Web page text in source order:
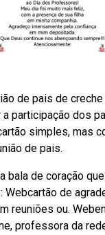
de pais de
participação dos
simples, mas
de pais.
bala de coração
de
reuniões ou.
professora da